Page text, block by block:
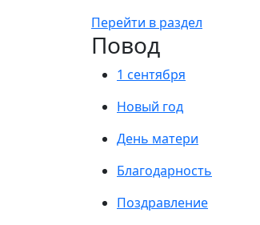
Перейти в раздел
Повод
1 сентября
Новый год
День матери
Благодарность
Поздравление